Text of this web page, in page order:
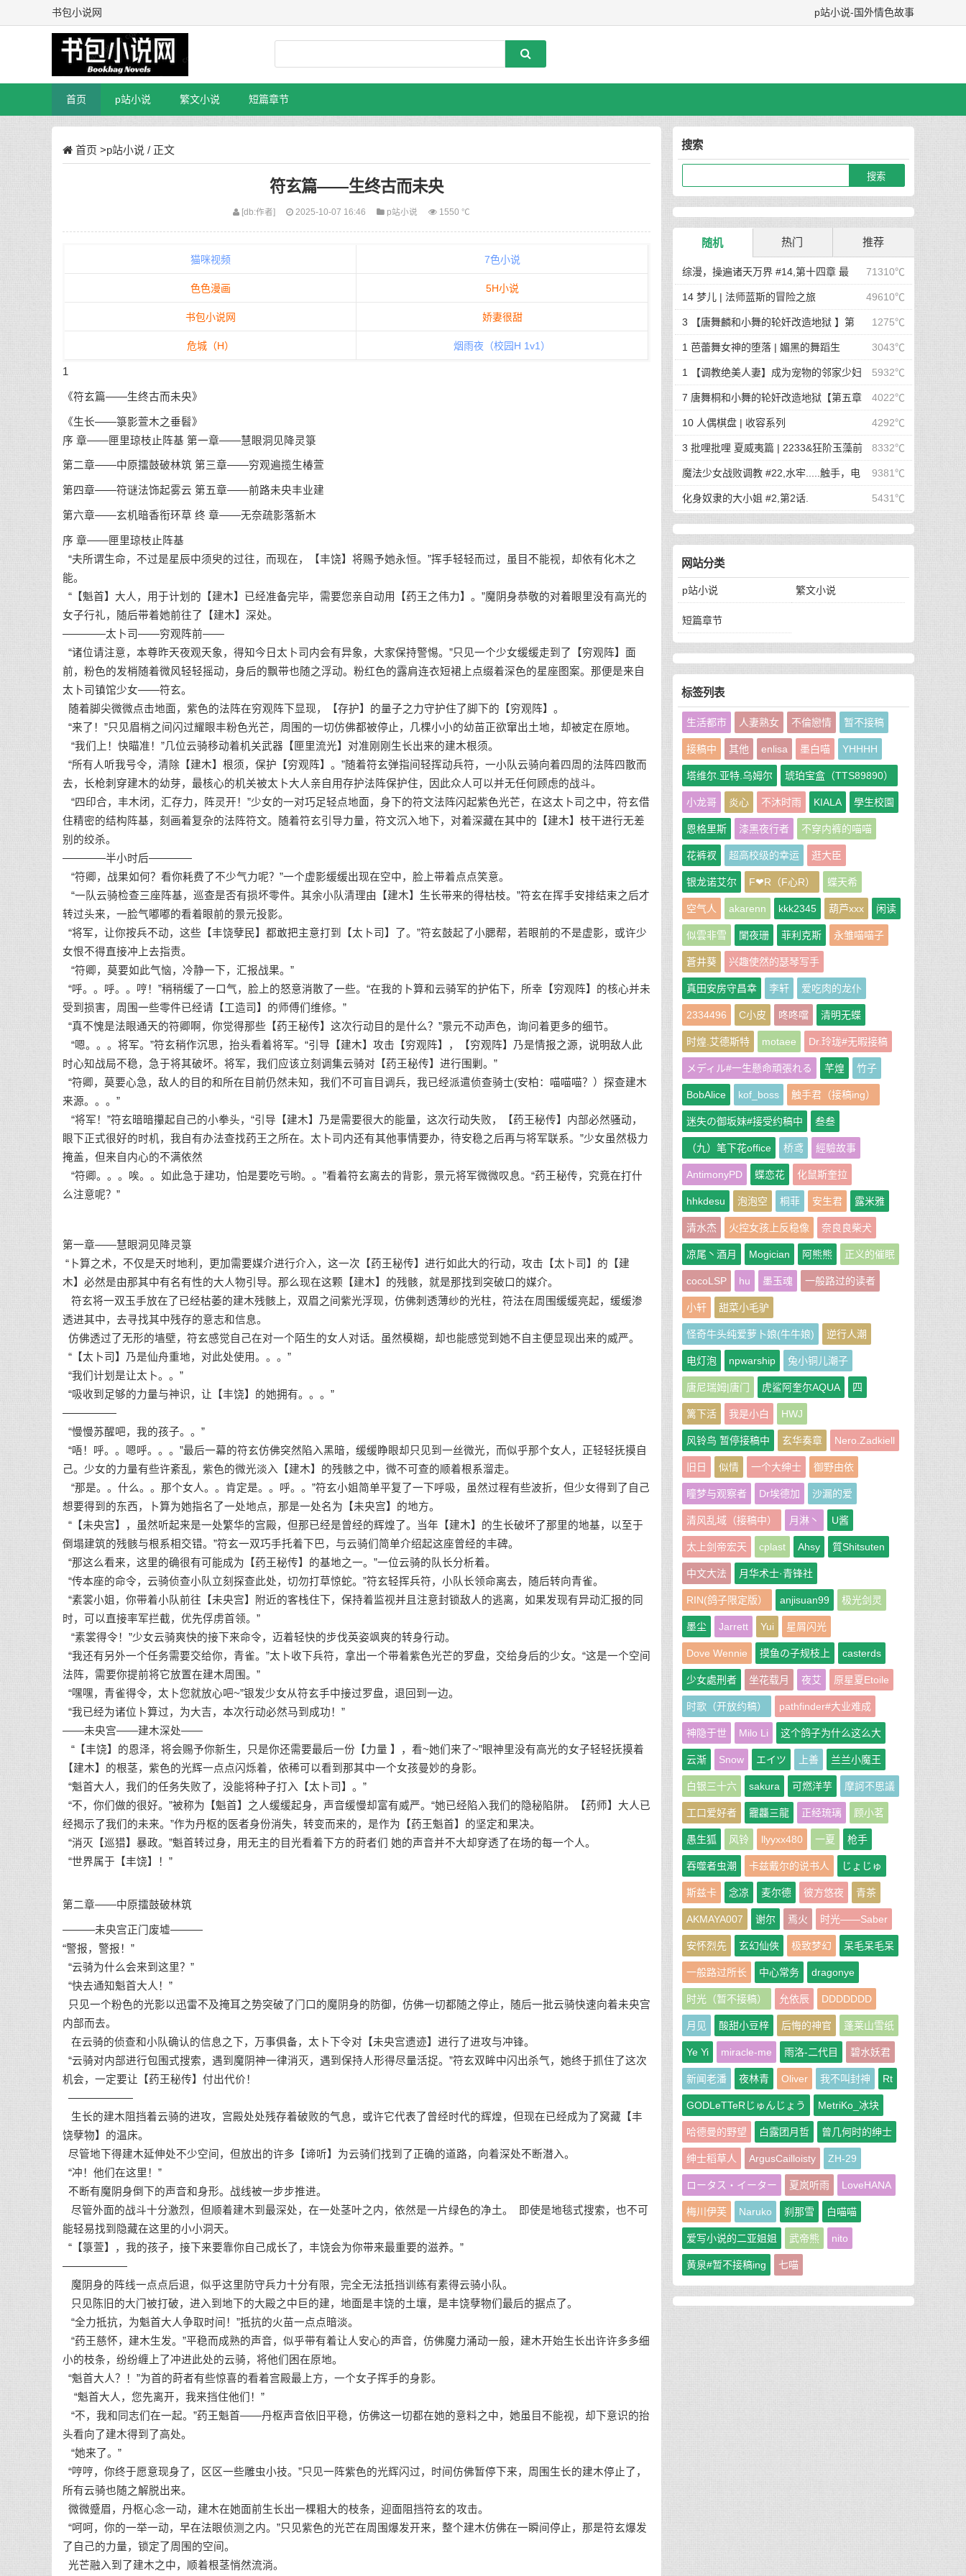
书包小说网 p站小说-国外情色故事
首页 p站小说 繁文小说 短篇章节
首页 >p站小说 / 正文
符玄篇——生终古而未央
[db:作者] 2025-10-07 16:46 p站小说 1550 ℃
猫咪视频 7色小说
色色漫画 5H小说
书包小说网 娇妻很甜
危城（H） 烟雨夜（校园H 1v1）
1
《符玄篇——生终古而未央》
《生长——箓影萱木之垂髫》
序 章——匣里琼枝止阵基 第一章——慧眼洞见降灵箓
第二章——中原擂鼓破林筑 第三章——穷观遍揽生椿萱
第四章——符谜法饰起雾云 第五章——前路未央丰业建
第六章——玄机暗香衔环草 终 章——无奈疏影落新木
序 章——匣里琼枝止阵基
“夫所谓生命，不过是星辰中须臾的过往，而现在，【丰饶】将赐予她永恒。”挥手轻轻而过，虽目不能视，却依有化木之
能。
“【魁首】大人，用于计划的【建木】已经准备完毕，需要您亲自动用【药王之伟力】。”魔阴身恭敬的对着眼里没有高光的
女子行礼，随后带着她前往了【建木】深处。
————太卜司——穷观阵前——
“诸位请注意，本尊昨天夜观天象，得知今日太卜司内会有异象，大家保持警惕。”只见一个少女缓缓走到了【穷观阵】面
前，粉色的发梢随着微风轻轻摇动，身后的飘带也随之浮动。粉红色的露肩连衣短裙上点缀着深色的星座图案。那便是来自
太卜司镇馆少女——符玄。
随着脚尖微微点击地面，紫色的法阵在穷观阵下显现，【存护】的量子之力守护住了脚下的【穷观阵】。
“来了！”只见眉梢之间闪过耀眼丰粉色光芒，周围的一切仿佛都被停止，几棵小小的幼苗正欲窜出土地，却被定在原地。
“我们上！快瞄准！”几位云骑移动着机关武器【匣里流光】对准刚刚生长出来的建木根须。
“所有人听我号令，清除【建木】根须，保护【穷观阵】。”随着符玄弹指间轻挥动兵符，一小队云骑向着四周的法阵四散而
去，长枪刺穿建木的幼芽，最核心的机关被太卜大人亲自用存护法阵保护住，因此众人可以并无任何顾虑的战斗。
“四印合，丰木闭，汇存力，阵灵开！”少女的一对巧足轻点地面，身下的符文法阵闪起紫色光芒，在这太卜司之中，符玄借
住精密的结构阵基，刻画着复杂的法阵符文。随着符玄引导力量，符文沉入地下，对着深藏在其中的【建木】枝干进行无差
别的绞杀。
————半小时后————
“符卿，战果如何？看你耗费了不少气力呢？”一个虚影缓缓出现在空中，脸上带着点点笑意。
“一队云骑检查三座阵基，巡查是否有损坏零件。其余小队清理由【建木】生长带来的得枯枝。”符玄在挥手安排结束之后才
转过头来，一脸气嘟嘟的看着眼前的景元投影。
“将军，让你按兵不动，这些【丰饶孽民】都敢把主意打到【太卜司】了。”符玄鼓起了小腮帮，若眼前的不是虚影，或许少
女恨不得直接冲上去指责。
“符卿，莫要如此气恼，冷静一下，汇报战果。”
“呼。。呼。。哼！”稍稍缓了一口气，脸上的怒意消散了一些。“在我的卜算和云骑军的护佑下，所幸【穷观阵】的核心并未
受到损害，周围一些零件已经请【工造司】的师傅们维修。”
“真不愧是法眼通天的符卿啊，你觉得那些【药王秘传】这次行动目的是什么？”景元不动声色，询问着更多的细节。
“嗯。。。将军。”符玄稍作沉思，抬头看着将军。“引导【建木】攻击【穷观阵】，【穷观阵】乃是情报之源，说明敌人此
时心知战局不稳，急于将其破坏。将军，我们应该立刻调集云骑对【药王秘传】进行围剿。”
“符卿，莫要心急，敌人的目的和所在目前仍然未知，我们不可盲目调兵，我已经派遣侦查骑士(安柏：喵喵喵？）探查建木
来源。。。”
“将军！”符玄暗暗攥起自己的小拳头，“引导【建木】乃是需要很大的能量，这次行动失败，【药王秘传】内部必然骚动，
眼下正式很好的时机，我自有办法查找药王之所在。太卜司内还有其他事情要办，待安稳之后再与将军联系。”少女虽然极力
掩盖，但来自内心的不满依然
“符卿。。。唉。。如此急于建功，怕是要吃亏哟。。”看着符玄离去的背影，景元将军微微叹息。“药王秘传，究竟在打什
么注意呢？”
第一章——慧眼洞见降灵箓
“卜算之术，不仅是天时地利，更加需要媒介进行介入，这一次【药王秘传】进行如此大的行动，攻击【太卜司】的【建
木】必然是由那其中有名有性的大人物引导。那么现在这颗【建木】的残骸，就是那找到突破口的媒介。
符玄将一双玉手放在了已经枯萎的建木残骸上，双眉之间紫光浮现，仿佛刺透薄纱的光柱，符法在周围缓缓亮起，缓缓渗
透进其中，去寻找其中残存的意志和信息。
仿佛透过了无形的墙壁，符玄感觉自己在对一个陌生的女人对话。虽然模糊，却也能感觉到她不自主便显现出来的威严。
“【太卜司】乃是仙舟重地，对此处使用。。。”
“我们计划是让太卜。。”
“吸收到足够的力量与神识，让【丰饶】的她拥有。。。”
—————
“慢慢苏醒吧，我的孩子。。”
“唔！呼。。嗯呼。。。”最后一幕的符玄仿佛突然陷入黑暗，缓缓睁眼却只见到一丝微光，而似乎那个女人，正轻轻抚摸自
己。少女的力量有些许紊乱，紫色的微光淡入【建木】的残骸之中，微不可查的顺着根系溜走。
“那是。。什么。。那个女人。。肯定是。。呼。。”符玄小姐简单平复了一下呼吸，虽然过程有些波折，但少女得到了自己
想要得到的东西，卜算为她指名了一处地点，那是一处名为【未央宫】的地方。
“【未央宫】，虽然听起来是一处繁华的宫殿，但那已经是曾经的辉煌了。当年【建木】的生长破坏了那里的地基，以至于
倒塌建筑的残骸与根系相交错。”符玄一双巧手托着下巴，与云骑们简单介绍起这座曾经的丰碑。
“那这么看来，这里的确很有可能成为【药王秘传】的基地之一。”一位云骑的队长分析着。
“传本座的命令，云骑侦查小队立刻探查此处，切勿打草惊蛇。”符玄轻挥兵符，小队长领命离去，随后转向青雀。
“素裳小姐，你带着小队前往【未央宫】附近的客栈住下，保持着监视并且注意封锁敌人的逃离，如果发现有异动汇报的同
时，可以直接率军拦截，优先俘虏首领。”
“素裳得令！”少女云骑爽快的接下来命令，迈着轻快的步伐英姿飒爽的转身行动。
“我还有另外一个任务需要交给你，青雀。”太卜收下兵符，拿出一个带着紫色光芒的罗盘，交给身后的少女。“这是一个空间
法阵，需要你提前将它放置在建木周围。”
“嘿嘿，青雀得令，太卜您就放心吧~”银发少女从符玄手中接过罗盘，退回到一边。
“我已经为诸位卜算过，为大吉，本次行动必然马到成功！”
——未央宫——建木深处——
“【丰饶】的恩泽，将会赐予你新生，只是你还需要最后一份【力量 】，看~她们来了~”眼神里没有高光的女子轻轻抚摸着
【建木】的根茎，紫色的光辉一点点闪烁着，依稀可以看到那其中一个女孩曼妙的身影。
“魁首大人，我们的任务失败了，没能将种子打入【太卜司】。”
“不，你们做的很好。”被称为【魁首】之人缓缓起身，声音缓慢却富有威严。“她已经陷入我们的隐秘陷阱。【药师】大人已
经揭示了我们的未来。”作为丹枢的医者身份消失，转变而来的，是作为【药王魁首】的坚定和果决。
“消灭【巡猎】暴政。”魁首转过身，用无主的目光看着下方的莳者们 她的声音并不大却穿透了在场的每一个人。
“世界属于【丰饶】！”
第二章——中原擂鼓破林筑
———未央宫正门废墟———
“警报，警报！”
“云骑为什么会来到这里？”
“快去通知魁首大人！”
只见一个粉色的光影以迅雷不及掩耳之势突破了门口的魔阴身的防御，仿佛一切都随之停止，随后一批云骑快速向着未央宫
内部而去。
在云骑的侦查和小队确认的信息之下，万事俱备，太卜下令对【未央宫遗迹】进行了进攻与冲锋。
“云骑对内部进行包围式搜索，遇到魔阴神一律消灭，遇到保持人形得尽量活捉。”符玄双眸中闪出杀气，她终于抓住了这次
机会，一定要让【药王秘传】付出代价！
——————
生长的建木阻挡着云骑的进攻，宫殿处处残存着破败的气息，或许它代表了曾经时代的辉煌，但现在已经成为了窝藏【丰
饶孽物】的温床。
尽管地下得建木延伸处不少空间，但放出的许多【谛听】为云骑们找到了正确的道路，向着深处不断潜入。
“冲！他们在这里！”
不断有魔阴身倒下的声音和身形。战线被一步步推进。
尽管外面的战斗十分激烈，但顺着建木到最深处，在一处茎叶之内，依然是一片绿色的净土。 即使是地毯式搜索，也不可
能轻易找到隐藏在这里的小小洞天。
“【箓萱】，我的孩子，接下来要靠你自己成长了，丰饶会为你带来最重要的滋养。”
——————
魔阴身的阵线一点点后退，似乎这里防守兵力十分有限，完全无法抵挡训练有素得云骑小队。
只见陈旧的大门被打破，进入到地下的大殿之中巨的建，地面是丰饶的土壤，是丰饶孽物们最后的据点了。
“全力抵抗，为魁首大人争取时间！”抵抗的火苗一点点暗淡。
“药王慈怀，建木生发。”平稳而成熟的声音，似乎带有着让人安心的声音，仿佛魔力涌动一般，建木开始生长出许许多多细
小的枝条，纷纷缠上了冲进此处的云骑，将他们困在原地。
“魁首大人？！”为首的莳者有些惊喜的看着宫殿最上方，一个女子挥手的身影。
“魁首大人，您先离开，我来挡住他们！”
“不，我和同志们在一起。”药王魁首——丹枢声音依旧平稳，仿佛这一切都在她的意料之中，她虽目不能视，却下意识的抬
头看向了建木得到了高处。
“她来了。”
“哼哼，你终于愿意现身了，区区一些雕虫小技。”只见一阵紫色的光辉闪过，时间仿佛暂停下来，周围生长的建木停止了，
所有云骑也随之解脱出来。
微微蹙眉，丹枢心念一动，建木在她面前生长出一棵粗大的枝条，迎面阻挡符玄的攻击。
“呵呵，你的一举一动，早在法眼侦测之内。”只见紫色的光芒在周围爆发开来，整个建木仿佛在一瞬间停止，那是符玄爆发
了自己的力量，锁定了周围的空间。
光芒融入到了建木之中，顺着根茎悄然流淌。
搜索
随机 热门 推荐
71310℃
综漫，操遍诸天万界 #14,第十四章 最
后在岛屿上的狂欢派对 49610℃
14 梦儿 | 法师蓝斯的冒险之旅
1275℃
3 【唐舞麟和小舞的轮奸改造地狱 】第
一章 惊世魔王现身 | 斗罗大陆同人 3043℃
1 芭蕾舞女神的堕落 | 媚黑的舞蹈生
5932℃
1 【调教绝美人妻】成为宠物的邻家少妇
| 成为宠物的邻家少妇 4022℃
7 唐舞桐和小舞的轮奸改造地狱【第五章
最终的沦陷】 | 斗罗大陆同人 4292℃
10 人偶棋盘 | 收容系列
8332℃
3 批哩批哩 夏威夷篇 | 2233&狂阶玉藻前
篇 9381℃
魔法少女战败调教 #22,水牢.....触手，电
击，冰块，高潮寸止.....我在干什么啊我 5431℃
化身奴隶的大小姐 #2,第2话.
网站分类
p站小说 繁文小说
短篇章节
标签列表
生活都市 人妻熟女 不倫戀情 暂不接稿
接稿中 其他 enlisa 墨白喵 YHHHH
塔维尔.亚特.乌姆尔 琥珀宝盒（TTS89890）
小龙哥 炎心 不沐时雨 KIALA 學生校園
恩格里斯 漆黑夜行者 不穿内裤的喵喵
花裤衩 超高校级的幸运 逛大臣
银龙诺艾尔 F❤R（F心R） 蝶天希
空气人 akarenn kkk2345 葫芦xxx 闲读
似雲非雪 闌夜珊 菲利克斯 永雏喵喵子
蒼井葵 兴趣使然的瑟琴写手
真田安房守昌幸 李轩 爱吃肉的龙仆
2334496 C小皮 咚咚噹 清明无蝶
时煌.艾德斯特 motaee Dr.玲珑#无暇接稿
メディル#一生懸命頑張れる 芊煌 竹子
BobAlice kof_boss 触手君（接稿ing）
迷失の御坂妹#接受约稿中 叁叁
（九）笔下花office 桥鸢 經驗故事
AntimonyPD 蝶恋花 化鼠斯奎拉
hhkdesu 泡泡空 桐菲 安生君 露米雅
清水杰 火控女孩上反稳像 奈良良柴犬
凉尾丶酒月 Mogician 阿熊熊 正义的催眠
cocoLSP hu 墨玉魂 一般路过的读者
小轩 甜菜小毛驴
怪奇牛头纯爱萝卜娘(牛牛娘) 逆行人潮
电灯泡 npwarship 兔小铜儿潮子
唐尼瑞姆|唐门 虎鲨阿奎尔AQUA 四
篱下活 我是小白 HWJ
风铃鸟 暂停接稿中 玄华奏章 Nero.Zadkiell
旧日 似情 一个大绅士 御野由依
瞳梦与观察者 Dr埃德加 沙漏的爱
清风乱域（接稿中） 月淋丶 U酱
太上剑帝宏天 cplast Ahsy 質Shitsuten
中文大法 月华术士·青锋社
RIN(鸽子限定版） anjisuan99 极光剑灵
墨尘 Jarrett Yui 星屑闪光
Dove Wennie 摸鱼の子规枝上 casterds
少女處刑者 坐花载月 夜艾 原星夏Etoile
时歌（开放约稿） pathfinder#大业难成
神隐于世 Milo Li 这个鸽子为什么这么大
云渐 Snow エイツ 上善 兰兰小魔王
白银三十六 sakura 可燃洋芋 摩訶不思議
工口爱好者 龗龘三龍 正经琉璃 顾小茗
愚生狐 风铃 llyyxx480 一夏 枪手
吞噬者虫潮 卡兹戴尔的说书人 じょじゅ
斯兹卡 念凉 麦尔德 彼方悠夜 青茶
AKMAYA007 谢尔 焉火 时光——Saber
安怀烈先 玄幻仙俠 极致梦幻 呆毛呆毛呆
一般路过所长 中心常务 dragonye
时光（暂不接稿） 允依辰 DDDDDDD
月见 酸甜小豆梓 后悔的神官 蓬莱山雪纸
Ye Yi miracle-me 雨洛-二代目 碧水妖君
新闻老潘 夜林青 Oliver 我不叫封神 Rt
GODLeTTeRじゅんじょう MetriKo_冰块
哈德曼的野望 白露团月哲 曾几何时的绅士
绅士稻草人 ArgusCailloisty ZH-29
ロータス・イーター 夏岚听雨 LoveHANA
梅川伊芙 Naruko 刹那雪 白喵喵
爱写小说的二亚姐姐 武帝熊 nito
黄泉#暂不接稿ing 七喵